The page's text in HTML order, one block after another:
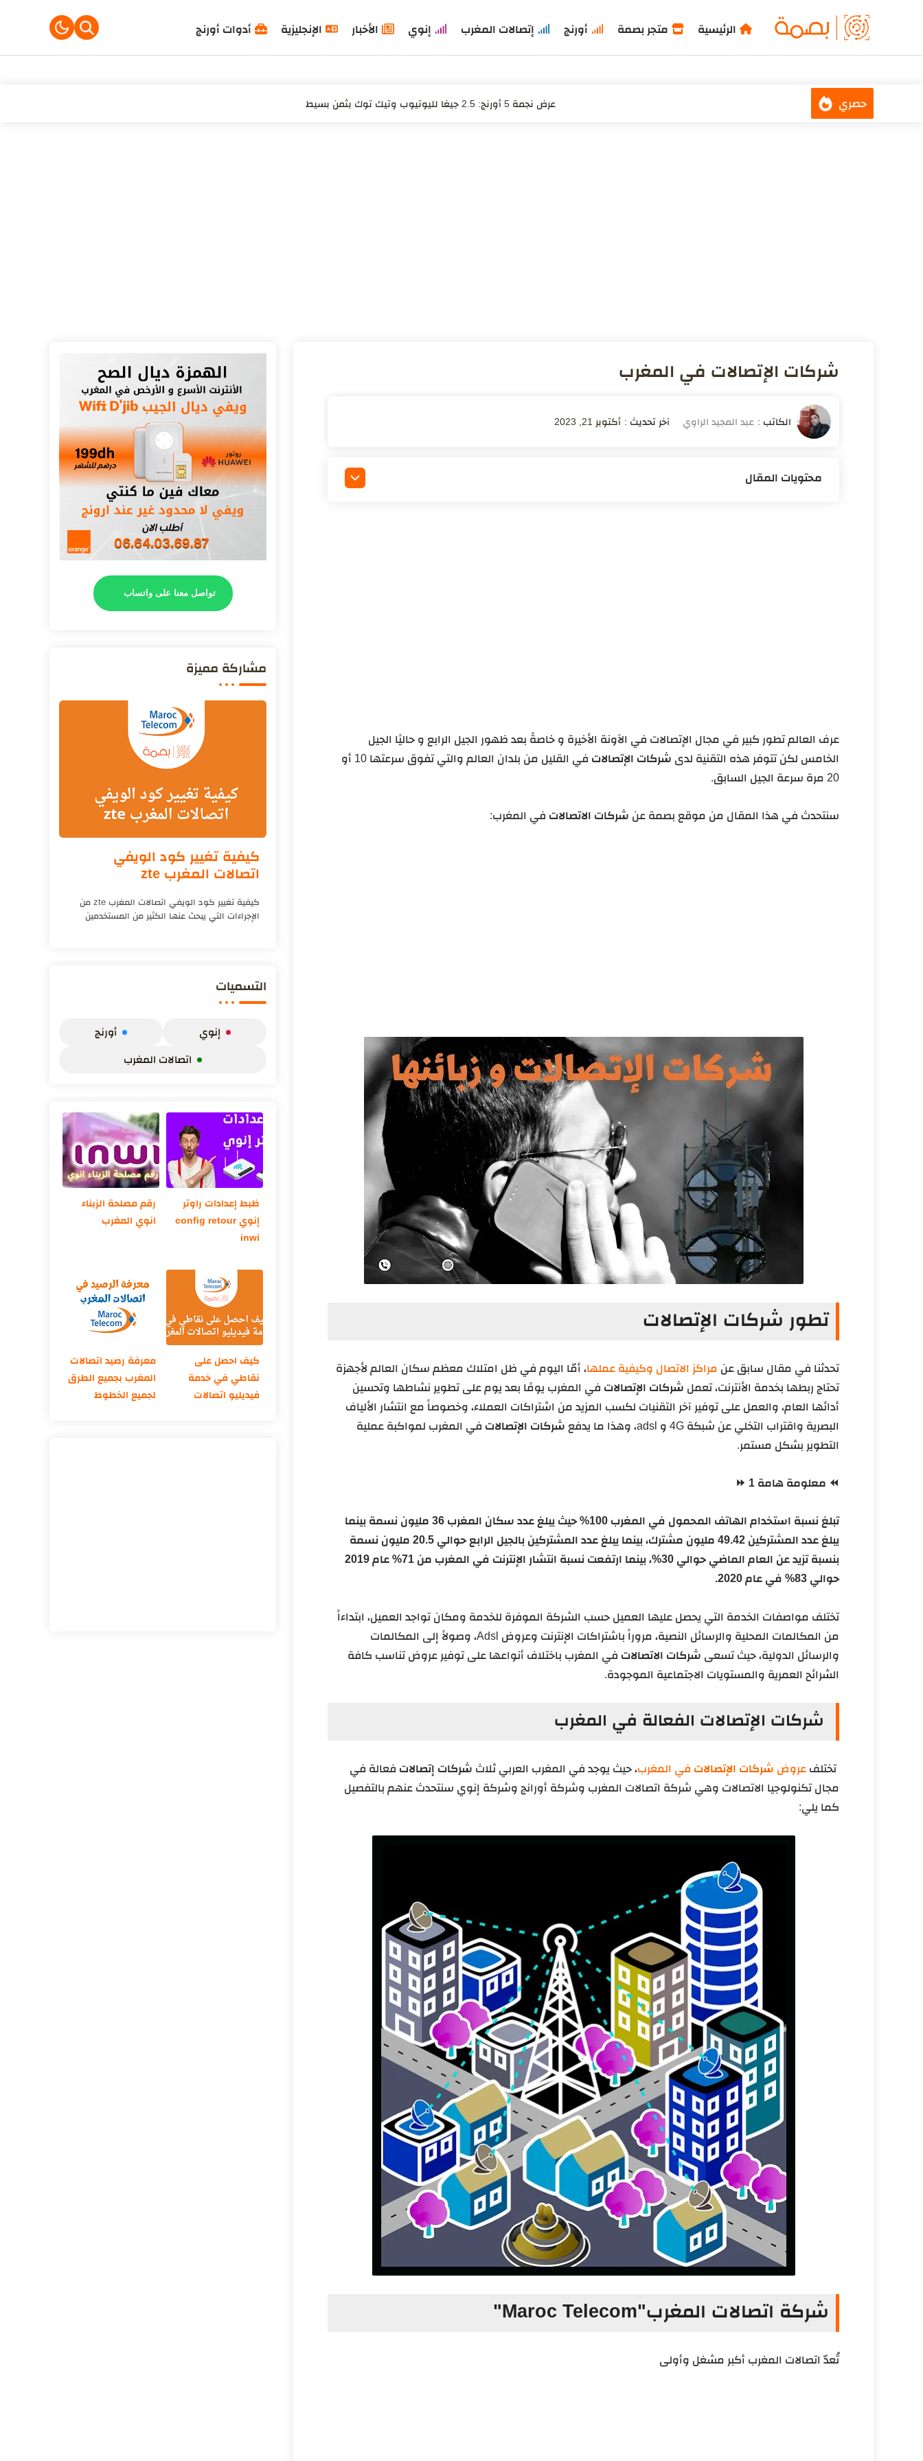
الرئيسية متجر بصمة أورنج إتصالات المغرب إنوي الأخبار الإنجليزية أدوات أورنج
حصري عرض نجمة 5 أورنج: 2.5 جيغا لليوتيوب وتيك توك بثمن بسيط
شركات الإتصالات في المغرب
أكتوبر 21, 2023
محتويات المقال
خلاصة المقالة
عرف العالم تطور كبير في مجال الإتصالات في الآونة الأخيرة و خاصةً بعد ظهور الجيل الرابع و حاليًا الجيل
الخامس لكن تتوفر هذه التقنية لدى شركات الإتصالات
في القليل من بلدان العالم والتي تفوق سرعتها 10 أو
20 مرة سرعة الجيل السابق.
سنتحدث في هذا المقال من موقع بصمة عن شركات الاتصالات في المغرب:
تطور شركات الإتصالات
تحدثنا في مقال سابق عن مراكز الاتصال وكيفية عملها، أمّا اليوم في ظل امتلاك معظم سكان العالم لأجهزة
تحتاج ربطها بخدمة الأنترنت، تعمل شركات الإتصالات في المغرب يومًا بعد يوم على تطوير نشاطها وتحسين
أدائها العام، والعمل على توفير آخر التقنيات لكسب المزيد من اشتراكات العملاء، وخصوصاً مع انتشار الألياف
البصرية واقتراب التخلي عن شبكة 4G و adsl، وهذا ما يدفع
شركات الإتصالات في المغرب لمواكبة عملية
التطوير بشكل مستمر.
⏪ معلومة هامة 1 ⏩
تبلغ نسبة استخدام الهاتف المحمول في المغرب 100% حيث يبلغ عدد سكان المغرب 36 مليون نسمة بينما
يبلغ عدد المشتركين 49.42 مليون مشترك، بينما يبلغ عدد المشتركين بالجيل الرابع حوالي 20.5 مليون نسمة
حوالي 83% في عام 2020.
تختلف مواصفات الخدمة التي يحصل عليها العميل حسب الشركة الموفرة للخدمة ومكان تواجد العميل، ابتداءاً
من المكالمات المحلية والرسائل النصية، مروراً باشتراكات الإنترنت وعروض Adsl، وصولاً إلى المكالمات
والرسائل الدولية، حيث تسعى شركات الاتصالات في المغرب باختلاف أنواعها على توفير عروض تناسب كافة
الشرائح العمرية والمستويات الاجتماعية الموجودة.
شركات الإتصالات الفعالة في المغرب
تختلف عروض شركات الإتصالات في المغرب، حيث يوجد في المغرب العربي ثلاث شركات إتصالات فعالة في
مجال تكنولوجيا الاتصالات وهي شركة اتصالات المغرب وشركة أورانج وشركة إنوي سنتحدث عنهم بالتفصيل
كما يلي:
شركة اتصالات المغرب"Maroc Telecom"
تُعدّ اتصالات المغرب أكبر مشغل وأولى
تواصل معنا على واتساب
مشاركة مميزة
كيفية تغيير كود الويفي
اتصالات المغرب zte
كيفية تغيير كود الويفي اتصالات المغرب zte من
الإجراءات التي يبحث عنها الكثير من المستخدمين
التسميات
إنوي أورنج
اتصالات المغرب
ظبط إعدادات راوتر
إنوي config retour
inwi
رقم مصلحة الزبناء
انوي المغرب
كيف احصل على
نقاطي في خدمة
فيديليو اتصالات
معرفة رصيد اتصالات
المغرب بجميع الطرق
لجميع الخطوط